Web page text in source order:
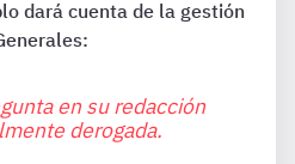
dará cuenta de la gestión
en su redacción
derogada.